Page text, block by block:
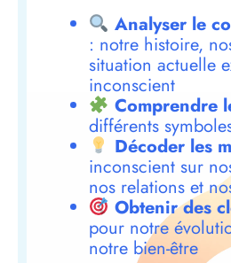
Analyser le
: notre histoire,
situation actuelle
inconscient
Comprendre
différents
Décoder les
inconscient sur
nos relations et
Obtenir des
pour notre
notre bien-être